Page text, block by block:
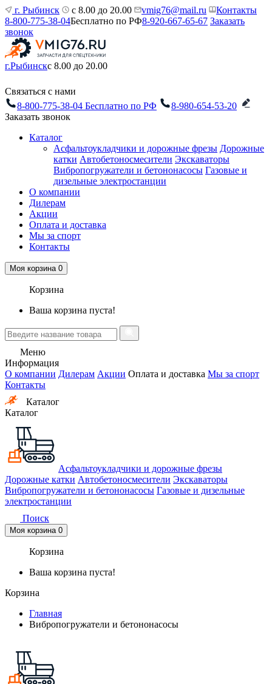
г. Рыбинск с 8.00 до 20.00 vmig76@mail.ru
Контакты
8-800-775-38-04Бесплатно по РФ8-920-667-65-67 Заказать
звонок
г.Рыбинскс 8.00 до 20.00
Связаться с нами
8-800-775-38-04 Бесплатно по РФ
8-980-654-53-20
Заказать звонок
Каталог
Асфальтоукладчики и дорожные фрезы Дорожные
катки Автобетоносмесители Экскаваторы
Вибропогружатели и бетононасосы Газовые и
дизельные электростанции
О компании
Дилерам
Акции
Оплата и доставка
Мы за спорт
Контакты
Моя корзина 0
Корзина
Ваша корзина пуста!
Меню
Информация
О компании Дилерам Акции Оплата и доставка Мы за спорт
Контакты
Каталог
Каталог
Асфальтоукладчики и дорожные фрезы
Дорожные катки Автобетоносмесители Экскаваторы
Вибропогружатели и бетононасосы Газовые и дизельные
электростанции
Поиск
Моя корзина 0
Корзина
Ваша корзина пуста!
Корзина
Главная
Вибропогружатели и бетононасосы